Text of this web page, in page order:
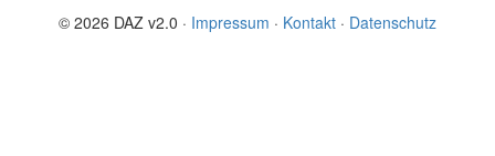
© 2026 DAZ v2.0 · Impressum · Kontakt · Datenschutz